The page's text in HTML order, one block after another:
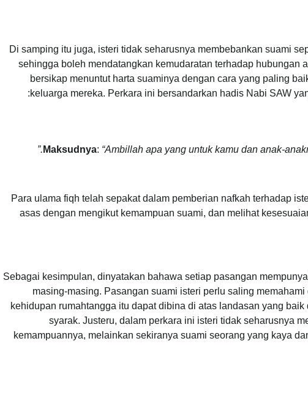
Di samping itu juga, isteri tidak seharusnya membebankan suami
sehingga boleh mendatangkan kemudaratan terhadap hubungan
bersikap menuntut harta suaminya dengan cara yang paling
keluarga mereka. Perkara ini bersandarkan hadis Nabi SAW
Maksudnya: “Ambillah apa yang untuk kamu dan anak-
Para ulama fiqh telah sepakat dalam pemberian nafkah terhadap
asas dengan mengikut kemampuan suami, dan melihat
Sebagai kesimpulan, dinyatakan bahawa setiap pasangan
masing-masing. Pasangan suami isteri perlu saling
kehidupan rumahtangga itu dapat dibina di atas landasan yang
syarak. Justeru, dalam perkara ini isteri tidak seharusnya
kemampuannya, melainkan sekiranya suami seorang yang kaya